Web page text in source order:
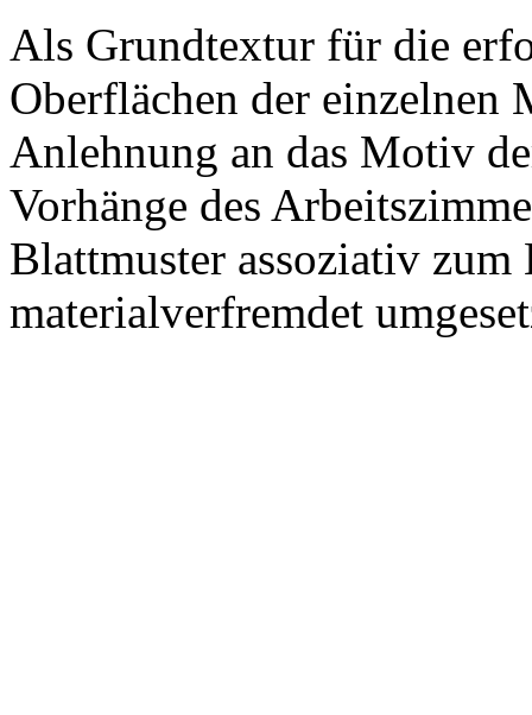
Als Grundtextur für die
Oberflächen der einzelnen
Anlehnung an das Motiv
Vorhänge des
Blattmuster assoziativ zum
materialverfremdet